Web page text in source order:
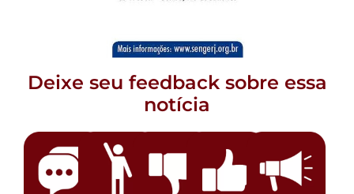
Deixe seu feedback sobre essa
notícia